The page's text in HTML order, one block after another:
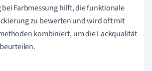
bei Farbmessung hilft, die funktionale
zu bewerten und wird oft mit
kombiniert, um die Lackqualität